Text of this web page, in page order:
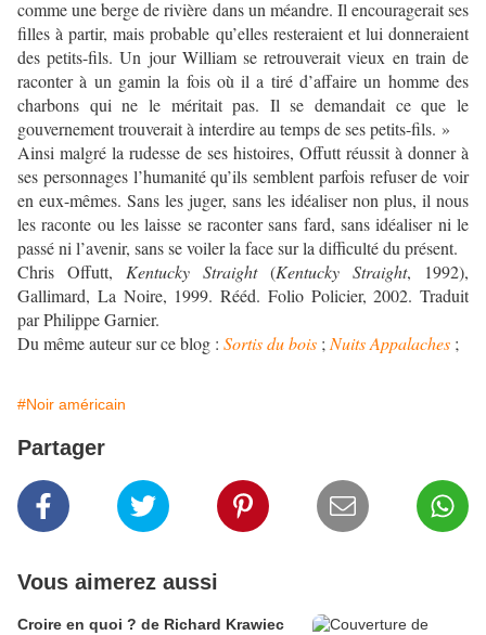
comme une berge de rivière dans un méandre. Il encouragerait ses
filles à partir, mais probable qu’elles resteraient et lui donneraient
des petits-fils. Un jour William se retrouverait vieux en train de
raconter à un gamin la fois où il a tiré d’affaire un homme des
charbons qui ne le méritait pas. Il se demandait ce que le
gouvernement trouverait à interdire au temps de ses petits-fils. »
Ainsi malgré la rudesse de ses histoires, Offutt réussit à donner à
ses personnages l’humanité qu’ils semblent parfois refuser de voir
en eux-mêmes. Sans les juger, sans les idéaliser non plus, il nous
les raconte ou les laisse se raconter sans fard, sans idéaliser ni le
passé ni l’avenir, sans se voiler la face sur la difficulté du présent.
Chris Offutt, Kentucky Straight(Kentucky Straight, 1992),
Gallimard, La Noire, 1999. Rééd. Folio Policier, 2002. Traduit
par Philippe Garnier.
Du même auteur sur ce blog : Sortis du bois ; Nuits Appalaches ;
#Noir américain
Partager
Vous aimerez aussi
Croire en quoi ? de Richard Krawiec